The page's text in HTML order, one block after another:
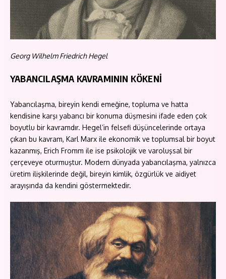
Georg Wilhelm Friedrich Hegel
YABANCILAŞMA KAVRAMININ KÖKENİ
Yabancılaşma, bireyin kendi emeğine, topluma ve hatta
kendisine karşı yabancı bir konuma düşmesini ifade eden çok
boyutlu bir kavramdır. Hegel’in felsefi düşüncelerinde ortaya
çıkan bu kavram, Karl Marx ile ekonomik ve toplumsal bir boyut
kazanmış, Erich Fromm ile ise psikolojik ve varoluşsal bir
çerçeveye oturmuştur. Modern dünyada yabancılaşma, yalnızca
üretim ilişkilerinde değil, bireyin kimlik, özgürlük ve aidiyet
arayışında da kendini göstermektedir.